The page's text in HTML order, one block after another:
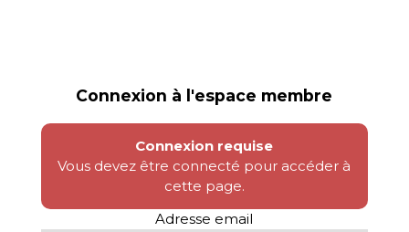
Connexion à l'espace membre
Connexion requise
Vous devez être connecté pour accéder à
cette page.
Adresse email